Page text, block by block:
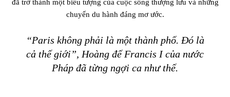
đã trở thành một biểu tượng của cuộc sống thượng lưu và những
chuyến du hành đáng mơ ước.
“Paris không phải là một thành phố. Đó là
cả thế giới”, Hoàng đế Francis I của nước
Pháp đã từng ngợi ca như thế.